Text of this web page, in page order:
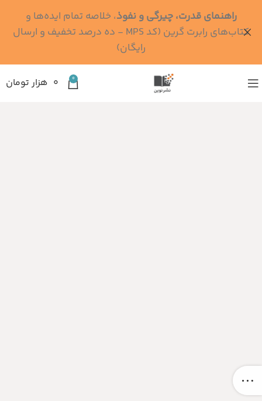
0 ۰ هزار تومان
راهنمای قدرت، چیرگی و نفوذ، خلاصه تمام ایده‌ها و
کتاب‌های رابرت گرین (کد MPS - ده درصد تخفیف و ارسال
رایگان)